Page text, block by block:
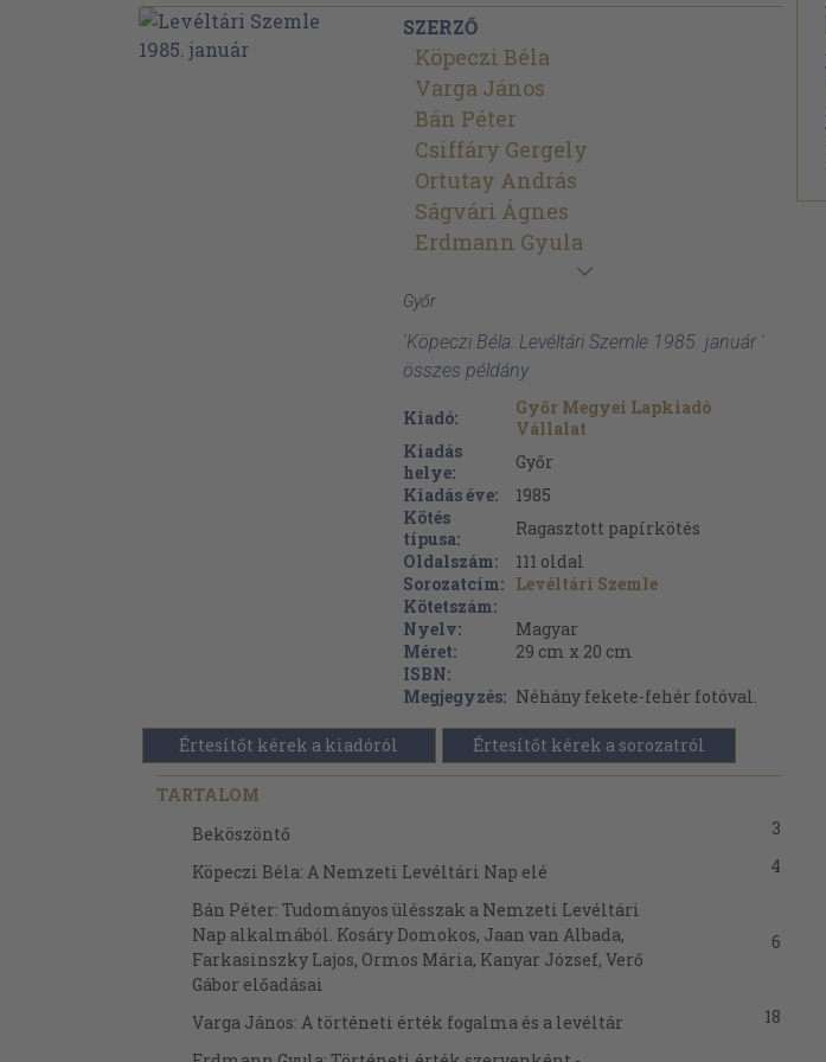
SZERZŐ
Köpeczi Béla
Varga János
Bán Péter
Csiffáry Gergely
Ortutay András
Ságvári Ágnes
Erdmann Gyula
Győr
'Köpeczi Béla: Levéltári Szemle 1985. január '
összes példány
Kiadó:
Győr Megyei Lapkiadó
Vállalat
Kiadás
helye:
Győr
Kiadás éve:
1985
Kötés
típusa:
Ragasztott papírkötés
Oldalszám:
111 oldal
Sorozatcím: Levéltári Szemle
Kötetszám:
Nyelv:
Magyar
Méret:
29 cm x 20 cm
ISBN:
Megjegyzés: Néhány fekete-fehér fotóval.
Értesítőt kérek a kiadóról Értesítőt kérek a sorozatról
TARTALOM
Beköszöntő
3
Köpeczi Béla: A Nemzeti Levéltári Nap elé
4
Bán Péter: Tudományos ülésszak a Nemzeti Levéltári
Nap alkalmából. Kosáry Domokos, Jaan van Albada,
Farkasinszky Lajos, Ormos Mária, Kanyar József, Verő
Gábor előadásai
6
Varga János: A történeti érték fogalma és a levéltár
18